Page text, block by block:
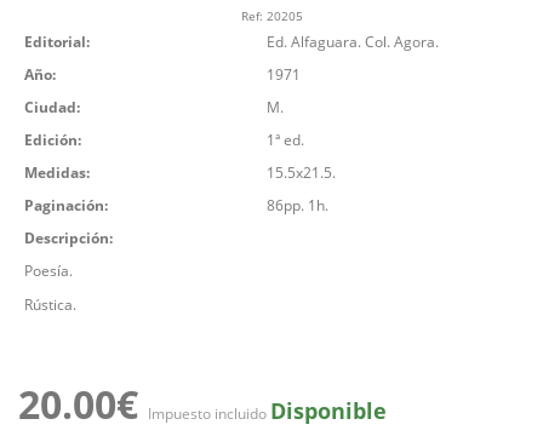
Ref: 20205
Editorial:
Ed. Alfaguara. Col. Agora.
Año:
1971
Ciudad:
M.
Edición:
1ª ed.
Medidas:
15.5x21.5.
Paginación:
86pp. 1h.
Descripción:
Poesía.
Rústica.
20.00€ Impuesto incluido Disponible